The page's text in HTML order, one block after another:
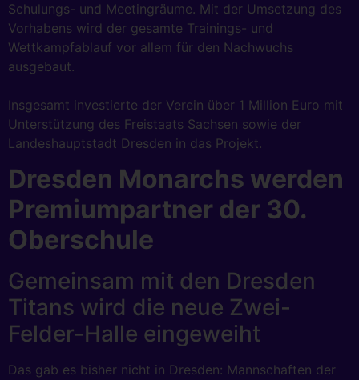
Schulungs- und Meetingräume. Mit der Umsetzung des
Vorhabens wird der gesamte Trainings- und
Wettkampfablauf vor allem für den Nachwuchs
ausgebaut.
Insgesamt investierte der Verein über 1 Million Euro mit
Unterstützung des Freistaats Sachsen sowie der
Landeshauptstadt Dresden in das Projekt.
Dresden Monarchs werden
Premiumpartner der 30.
Oberschule
Gemeinsam mit den Dresden
Titans wird die neue Zwei-
Felder-Halle eingeweiht
Das gab es bisher nicht in Dresden: Mannschaften der